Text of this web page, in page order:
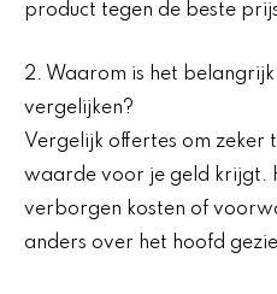
product tegen de beste
2. Waarom is het
vergelijken?
Vergelijk offertes om zeker
waarde voor je geld krijgt.
verborgen kosten of
anders over het hoofd